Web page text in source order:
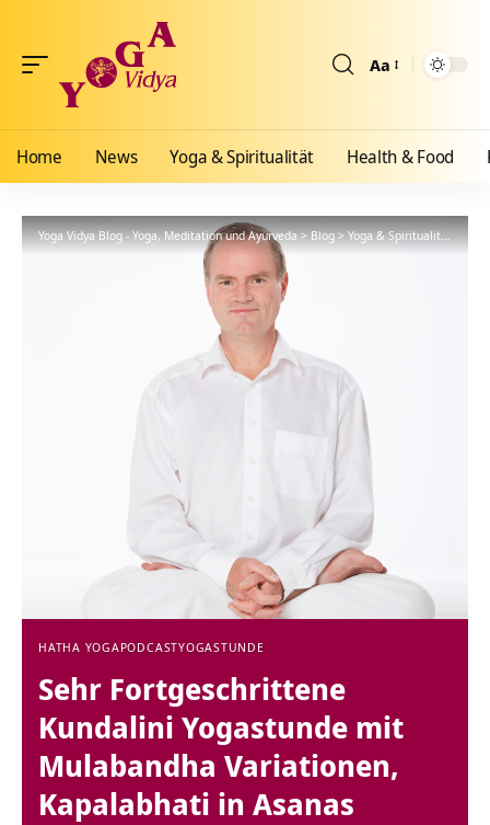
Aa
Home News Yoga & Spiritualität Health & Food
Yoga Vidya Blog - Yoga, Meditation und Ayurveda>Blog>Yoga & Spiritualität >
HATHA YOGAPODCASTYOGASTUNDE
Sehr Fortgeschrittene
Kundalini Yogastunde mit
Mulabandha Variationen,
Kapalabhati in Asanas